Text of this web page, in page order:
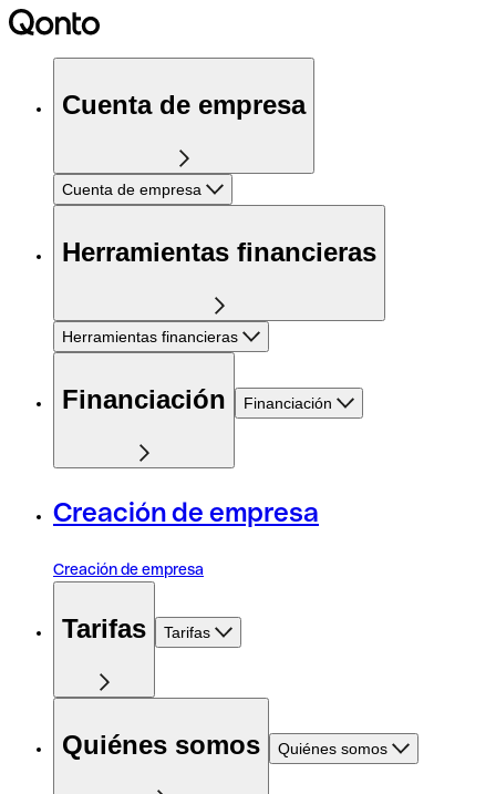
Cuenta de empresa
Cuenta de empresa
Herramientas financieras
Herramientas financieras
Financiación Financiación
Creación de empresa
Creación de empresa
Tarifas Tarifas
Quiénes somos Quiénes somos